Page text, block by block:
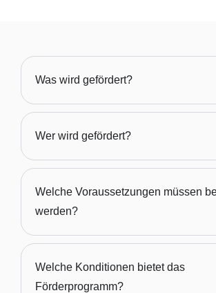
Was wird gefördert?
Wer wird gefördert?
Welche Voraussetzungen müssen
werden?
Welche Konditionen bietet das
Förderprogramm?